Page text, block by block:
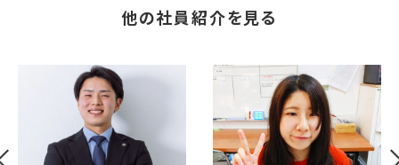
他の社員紹介を見る